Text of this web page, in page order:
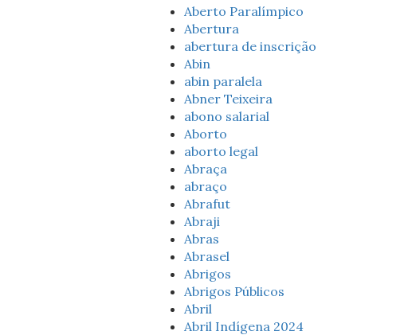
Aberto Paralímpico
Abertura
abertura de inscrição
Abin
abin paralela
Abner Teixeira
abono salarial
Aborto
aborto legal
Abraça
abraço
Abrafut
Abraji
Abras
Abrasel
Abrigos
Abrigos Públicos
Abril
Abril Indígena 2024